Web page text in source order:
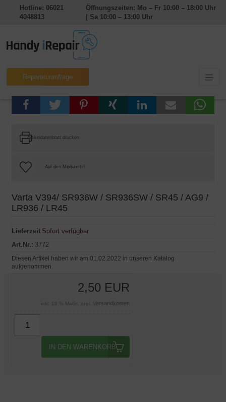
Hotline: 06021
4048813
Öffnungszeiten: Mo – Fr 10:00 – 18:00 Uhr
| Sa 10:00 – 13:00 Uhr
Reparaturanfrage
Artikeldatenblatt drucken
Varta V394/ SR936W / SR936SW / SR45 / AG9 /
LR936 / LR45
Lieferzeit Sofort verfügbar
Art.Nr.: 3772
Diesen Artikel haben wir am 01.02.2022 in unseren Katalog
aufgenommen.
2,50 EUR
inkl. 19 % MwSt. zzgl. Versandkosten
IN DEN WARENKORB